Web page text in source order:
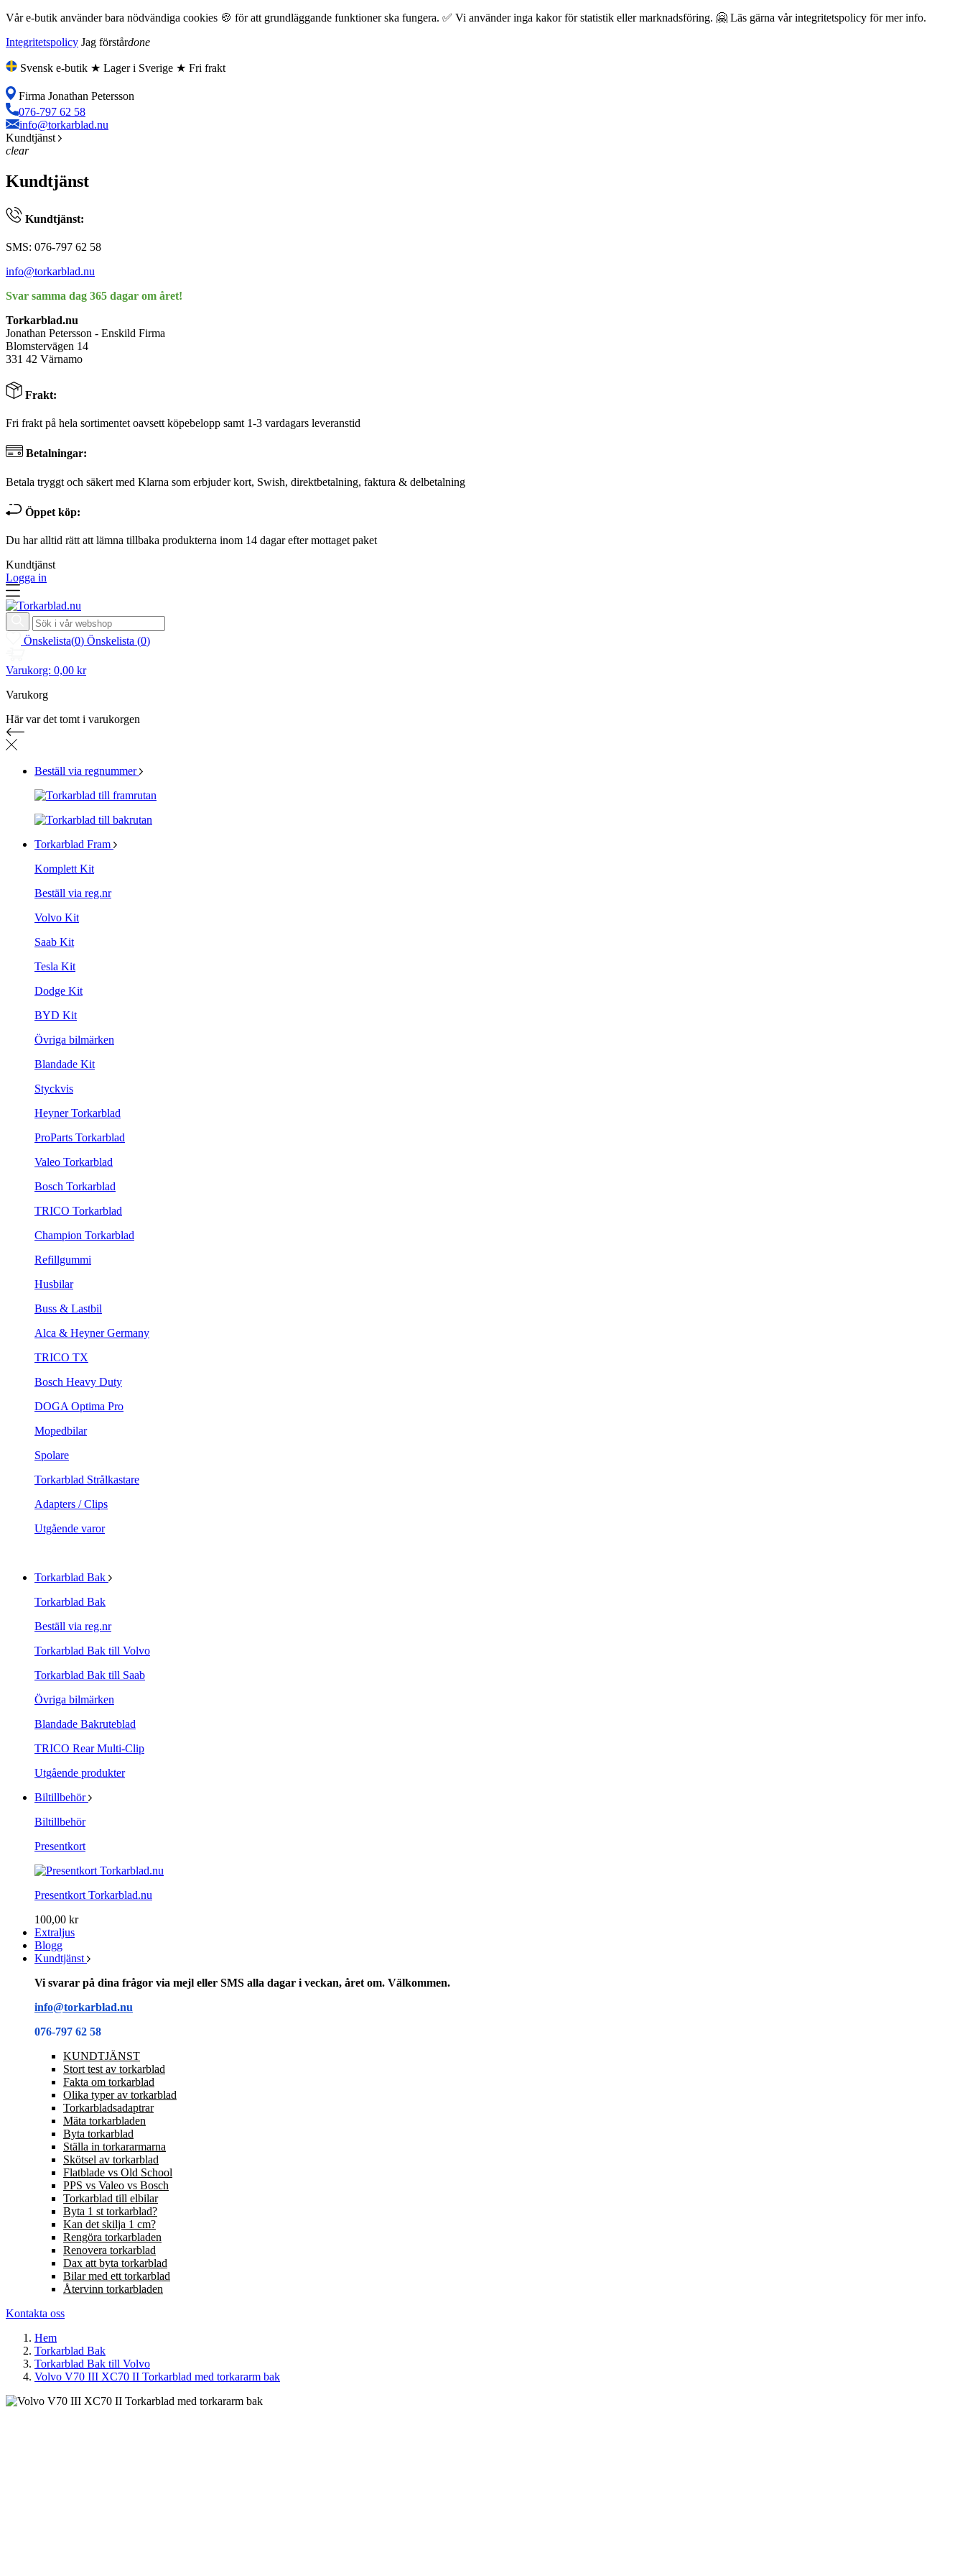
Vår e-butik använder bara nödvändiga cookies 🍪 för att grundläggande funktioner ska fungera. ✅ Vi använder inga kakor för statistik eller marknadsföring. 🤗 Läs gärna vår integritetspolicy för mer info.
Integritetspolicy Jag förstårdone
Svensk e-butik ★ Lager i Sverige ★ Fri frakt
Firma Jonathan Petersson
076-797 62 58
info@torkarblad.nu
Kundtjänst
clear
Kundtjänst
Kundtjänst:
SMS: 076-797 62 58
info@torkarblad.nu
Svar samma dag 365 dagar om året!
Torkarblad.nu
Jonathan Petersson - Enskild Firma
Blomstervägen 14
331 42 Värnamo
Frakt:
Fri frakt på hela sortimentet oavsett köpebelopp samt 1-3 vardagars leveranstid
Betalningar:
Betala tryggt och säkert med Klarna som erbjuder kort, Swish, direktbetalning, faktura & delbetalning
Öppet köp:
Du har alltid rätt att lämna tillbaka produkterna inom 14 dagar efter mottaget paket
Kundtjänst
Logga in
Önskelista(0) Önskelista (0)
Varukorg: 0,00 kr
Varukorg
Här var det tomt i varukorgen
Beställ via regnummer
Torkarblad Fram
Komplett Kit
Beställ via reg.nr
Volvo Kit
Saab Kit
Tesla Kit
Dodge Kit
BYD Kit
Övriga bilmärken
Blandade Kit
Styckvis
Heyner Torkarblad
ProParts Torkarblad
Valeo Torkarblad
Bosch Torkarblad
TRICO Torkarblad
Champion Torkarblad
Refillgummi
Husbilar
Buss & Lastbil
Alca & Heyner Germany
TRICO TX
Bosch Heavy Duty
DOGA Optima Pro
Mopedbilar
Spolare
Torkarblad Strålkastare
Adapters / Clips
Utgående varor
Torkarblad Bak
Torkarblad Bak
Beställ via reg.nr
Torkarblad Bak till Volvo
Torkarblad Bak till Saab
Övriga bilmärken
Blandade Bakruteblad
TRICO Rear Multi-Clip
Utgående produkter
Biltillbehör
Biltillbehör
Presentkort
Presentkort Torkarblad.nu
100,00 kr
Extraljus
Blogg
Kundtjänst
Vi svarar på dina frågor via mejl eller SMS alla dagar i veckan, året om. Välkommen.
info@torkarblad.nu
076-797 62 58
KUNDTJÄNST
Stort test av torkarblad
Fakta om torkarblad
Olika typer av torkarblad
Torkarbladsadaptrar
Mäta torkarbladen
Byta torkarblad
Ställa in torkararmarna
Skötsel av torkarblad
Flatblade vs Old School
PPS vs Valeo vs Bosch
Torkarblad till elbilar
Byta 1 st torkarblad?
Kan det skilja 1 cm?
Rengöra torkarbladen
Renovera torkarblad
Dax att byta torkarblad
Bilar med ett torkarblad
Återvinn torkarbladen
Kontakta oss
Hem
Torkarblad Bak
Torkarblad Bak till Volvo
Volvo V70 III XC70 II Torkarblad med torkararm bak